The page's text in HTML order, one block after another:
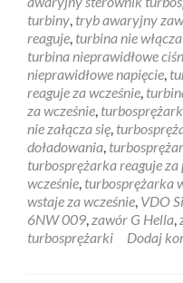
turbiny tryb awaryjny
reaguje turbina nie
turbina nieprawidłowe
nieprawidłowe napięcie
reaguje za wcześnie
za wcześnie
nie załącza się
doładowania
turbosprężarka reaguje za
wcześnie turbosprężarka
wstaje za wcześnie VDO
6NW 009 zawór G Hella
turbosprężarki
Dodaj